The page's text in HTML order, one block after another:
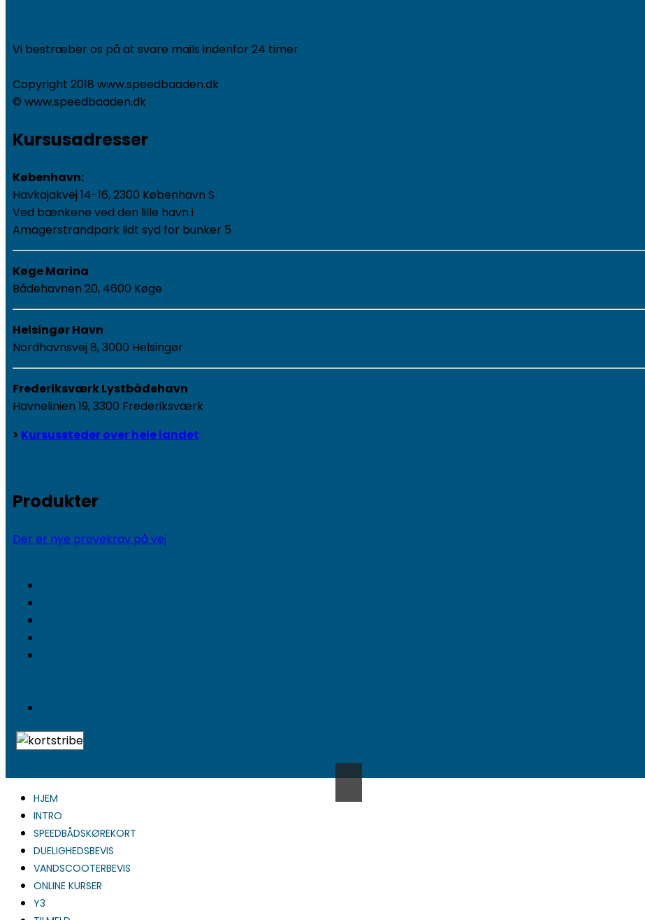
Vi bestræber os på at svare mails indenfor 24 timer
Copyright 2018 www.speedbaaden.dk
© www.speedbaaden.dk
Kursusadresser
København:
Havkajakvej 14-16, 2300 København S
Ved bænkene ved den lille havn i
Amagerstrandpark lidt syd for bunker 5
Køge Marina
Bådehavnen 20, 4600 Køge
Helsingør Havn
Nordhavnsvej 8, 3000 Helsingør
Frederiksværk Lystbådehavn
Havnelinien 19, 3300 Frederiksværk
> Kursussteder over hele landet
Produkter
Der er nye prøvekrav på vej
HJEM
INTRO
SPEEDBÅDSKØREKORT
DUELIGHEDSBEVIS
VANDSCOOTERBEVIS
ONLINE KURSER
Y3